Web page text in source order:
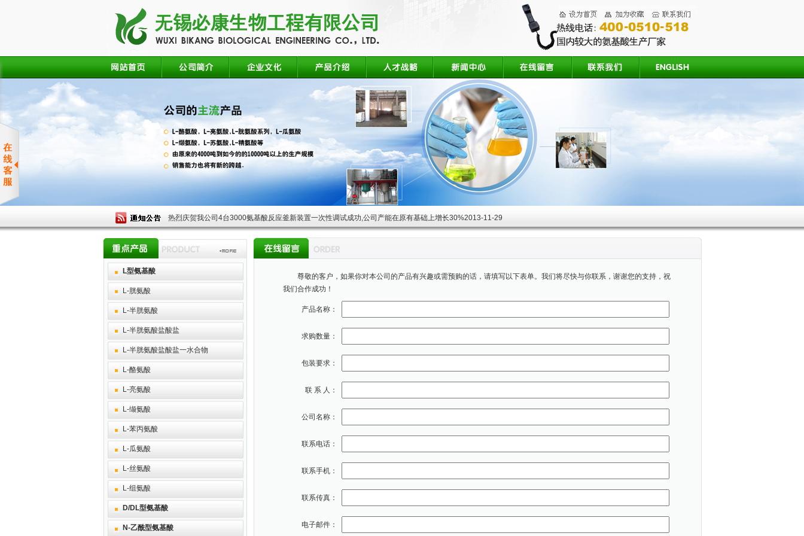
热烈庆贺我公司4台3000氨基酸反应釜新装置一次性调试成功,公司产能在原有基础上增长30%2013-11-29
L型氨基酸
L-胱氨酸
L-半胱氨酸
L-半胱氨酸盐酸盐
L-半胱氨酸盐酸盐一水合物
L-酪氨酸
L-亮氨酸
L-缬氨酸
L-苯丙氨酸
L-瓜氨酸
L-丝氨酸
L-组氨酸
D/DL型氨基酸
N-乙酰型氨基酸
尊敬的客户，如果你对本公司的产品有兴趣或需预购的话，请填写以下表单。我们将尽快与你联系，谢谢您的支持，祝
我们合作成功！
产品名称：
求购数量：
包装要求：
联 系 人：
公司名称：
联系电话：
联系手机：
联系传真：
电子邮件：